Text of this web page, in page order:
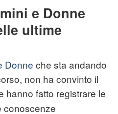
e Donne
ultime
Donne che sta andando
non ha convinto il
hanno fatto registrare le
conoscenze